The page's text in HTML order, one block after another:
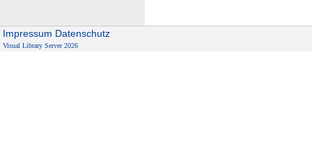
Impressum Datenschutz
Visual Library Server 2026